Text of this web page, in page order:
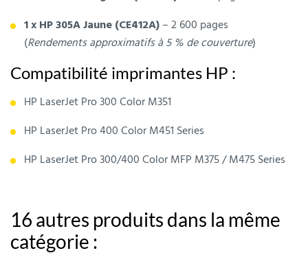
1 x HP 305A Jaune (CE412A)– 2 600 pages
(Rendements approximatifs à 5 % de couverture)
Compatibilité imprimantes HP :
HP LaserJet Pro 300 Color M351
HP LaserJet Pro 400 Color M451 Series
HP LaserJet Pro 300/400 Color MFP M375 / M475 Series
16 autres produits dans la même
catégorie :